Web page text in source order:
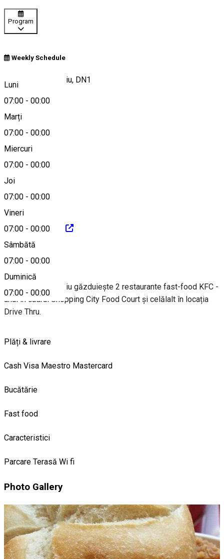
Program
Weekly Schedule
Luni
07:00 - 00:00
Marți
07:00 - 00:00
Miercuri
07:00 - 00:00
Joi
07:00 - 00:00
Vineri
07:00 - 00:00
Sâmbătă
07:00 - 00:00
Duminică
07:00 - 00:00
Shopping City Sibiu, DN1
Hartă
http://www.kfc.ro
Despre
Shopping City Sibiu găzduiește 2 restaurante fast-food KFC -
unul în cadrul Shopping City Food Court și celălalt în locația
Drive Thru.
Plăți & livrare
Cash Visa Maestro Mastercard
Bucătărie
Fast food
Caracteristici
Parcare Terasă Wi fi
Photo Gallery